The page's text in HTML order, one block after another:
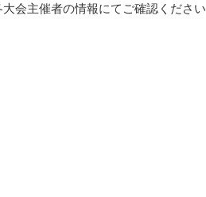
会主催者の情報にてご確認ください